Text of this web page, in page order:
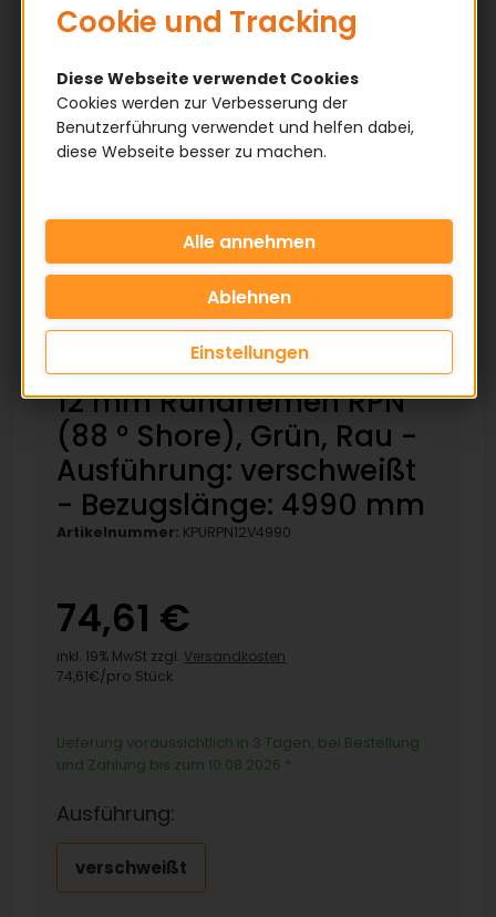
12 mm Rundriemen RPN
(88 ° Shore), Grün, Rau -
Ausführung: verschweißt
- Bezugslänge: 4990 mm
Artikelnummer: KPURPN12V4990
74,61 €
inkl. 19% MwSt zzgl. Versandkosten
74,61€/pro Stück
Lieferung voraussichtlich in 3 Tagen, bei Bestellung
und Zahlung bis zum 10.08.2026 *
Ausführung:
verschweißt
Cookie und Tracking
Diese Webseite verwendet Cookies
Cookies werden zur Verbesserung der
Benutzerführung verwendet und helfen dabei,
diese Webseite besser zu machen.
Einstellungen